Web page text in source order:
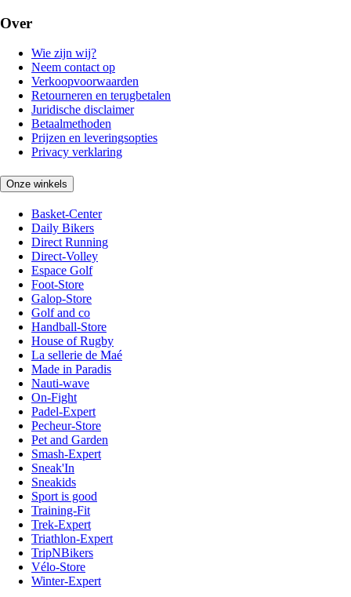
Over
Wie zijn wij?
Neem contact op
Verkoopvoorwaarden
Retourneren en terugbetalen
Juridische disclaimer
Betaalmethoden
Prijzen en leveringsopties
Privacy verklaring
Onze winkels
Basket-Center
Daily Bikers
Direct Running
Direct-Volley
Espace Golf
Foot-Store
Galop-Store
Golf and co
Handball-Store
House of Rugby
La sellerie de Maé
Made in Paradis
Nauti-wave
On-Fight
Padel-Expert
Pecheur-Store
Pet and Garden
Smash-Expert
Sneak'In
Sneakids
Sport is good
Training-Fit
Trek-Expert
Triathlon-Expert
TripNBikers
Vélo-Store
Winter-Expert